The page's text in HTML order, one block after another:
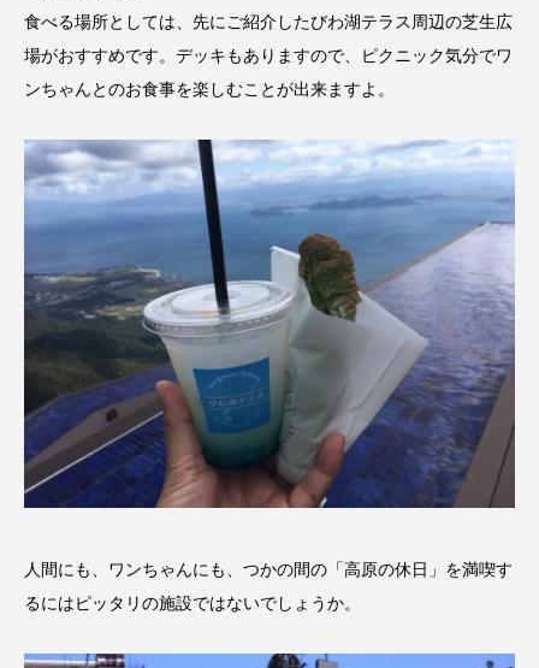
食べる場所としては、先にご紹介したびわ湖テラス周辺の芝生広
場がおすすめです。デッキもありますので、ピクニック気分でワ
ンちゃんとのお食事を楽しむことが出来ますよ。
人間にも、ワンちゃんにも、つかの間の「高原の休日」を満喫す
るにはピッタリの施設ではないでしょうか。